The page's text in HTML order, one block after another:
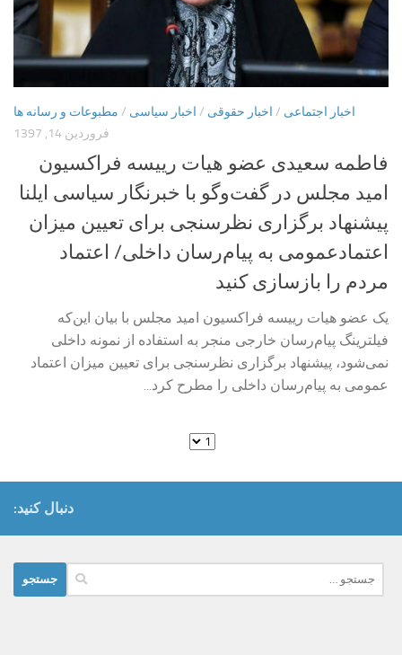
اخبار اجتماعی / اخبار حقوقی / اخبار سیاسی / مطبوعات و رسانه ها
فروردین 14, 1397
فاطمه سعیدی عضو هیات رییسه فراکسیون
امید مجلس در گفت‌وگو با خبرنگار سیاسی ایلنا
پیشنهاد برگزاری نظرسنجی برای تعیین میزان
اعتمادعمومی به پیام‌رسان داخلی/ اعتماد
مردم را بازسازی کنید
یک عضو هیات رییسه فراکسیون امید مجلس با بیان این‌که
فیلترینگ پیام‌رسان خارجی منجر به استفاده از نمونه داخلی
نمی‌شود، پیشنهاد برگزاری نظرسنجی برای تعیین میزان اعتماد
عمومی به پیام‌رسان داخلی را مطرح کرد...
دنبال کنید:
برای: